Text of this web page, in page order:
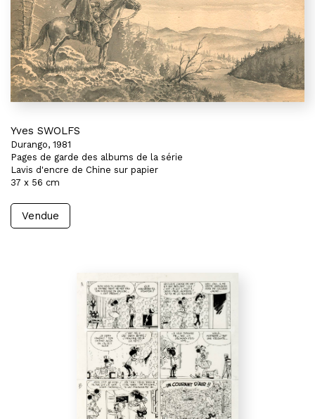
Yves SWOLFS
Durango, 1981
Pages de garde des albums de la série
Lavis d'encre de Chine sur papier
37 x 56 cm
Vendue